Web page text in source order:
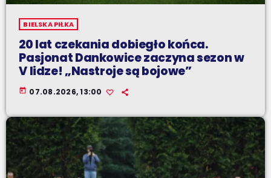
BIELSKA PIŁKA
20 lat czekania dobiegło końca.
Pasjonat Dankowice zaczyna sezon w
V lidze! „Nastroje są bojowe”
today 07.08.2026, 13:00